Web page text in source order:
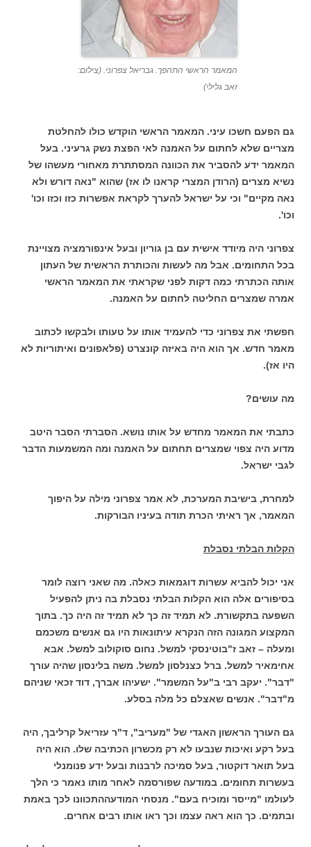
המאמר הראשי התהפך. גבריאל צפרוני. (צילום:
זאב גלילי)
גם הפעם חשכו עיני. המאמר הראשי הוקדש כולו להחלטת
מצריים שלא לחתום על האמנה לאי הפצת נשק גרעיני. בעל
המאמר ידע להסביר את הכוונה המסתתרת מאחורי מעשהו של
נשיא מצרים (הרודן המצרי קראנו לו אז) שהוא "נאה דורש ולא
נאה מקיים" וכי על ישראל להערך לקראת אפשרות כזו וכזו וכו'
וכו'.
צפרוני היה מיודד אישית עם בן גוריון ובעל אינפורמציה מצויינת
בכל התחומים. אבל מה לעשות והכותרת הראשית של העתון
אותה הכתרתי כמה דקות לפני שקראתי את המאמר הראשי
אמרה שמצרים החליטה לחתום על האמנה.
חפשתי את צפרוני כדי להעמיד אותו על טעותו ולבקשו לכתוב
מאמר חדש. אך הוא היה באיזה קונצרט (פלאפונים ואיתוריות לא
היו אז).
מה עושים?
כתבתי את המאמר מחדש על אותו נושא. הסברתי הסבר היטב
מדוע היה צפוי שמצרים תחתום על האמנה ומה המשמעות הדבר
לגבי ישראל.
למחרת, בישיבת המערכת, לא אמר צפרוני מילה על היפוך
המאמר, אך ראיתי הכרת תודה בעיניו הבורקות.
הקלות הבלתי נסבלת
אני יכול להביא עשרות דוגמאות כאלה. מה שאני רוצה לומר
בסיפורים אלה הוא הקלות הבלתי נסבלת בה ניתן להפעיל
השפעה בתקשורת. לא תמיד זה כך לא תמיד זה היה כך. בתוך
המקצוע המגונה הזה הנקרא עיתונאות היו גם אנשים משכמם
ומעלה – זאב ז"בוטינסקי למשל. נחום סוקולוב למשל. אבא
אחימאיר למשל. ברל כצנלסון למשל. משה בלינסון שהיה עורך
"דבר". יעקב רבי ב"על המשמר". ישעיהו אברך, דוד זכאי שניהם
מ"דבר". אנשים שאצלם כל מלה בסלע.
גם העורך הראשון האגדי של "מעריב", ד"ר עזריאל קרליבך, היה
בעל רקע ואיכות שנבעו לא רק מכשרון הכתיבה שלו. הוא היה
בעל תואר דוקטור, בעל סמיכה לרבנות ובעל ידע פנומנלי
בעשרות תחומים. במודעה שפורסמה לאחר מותו נאמר כי הלך
לעולמו "מייסר ומוכיח בעם". מנסחי המודעההתכוונו לכך באמת
ובתמים. כך הוא ראה עצמו וכך ראו אותו רבים אחרים.